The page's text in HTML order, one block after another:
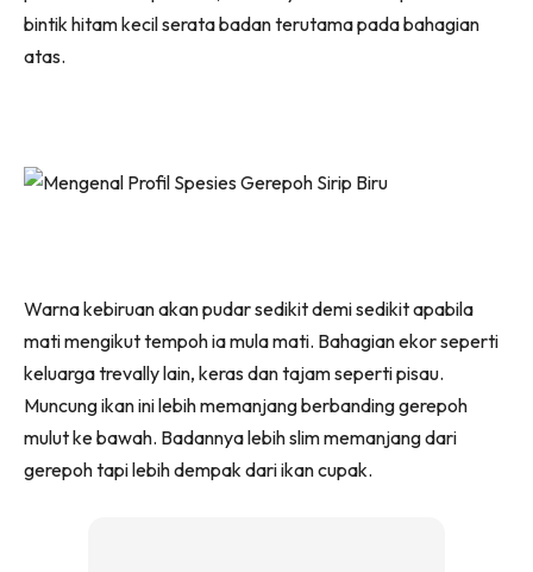
bintik hitam kecil serata badan terutama pada bahagian
atas.
Warna kebiruan akan pudar sedikit demi sedikit apabila
mati mengikut tempoh ia mula mati. Bahagian ekor seperti
keluarga trevally lain, keras dan tajam seperti pisau.
Muncung ikan ini lebih memanjang berbanding gerepoh
mulut ke bawah. Badannya lebih slim memanjang dari
gerepoh tapi lebih dempak dari ikan cupak.